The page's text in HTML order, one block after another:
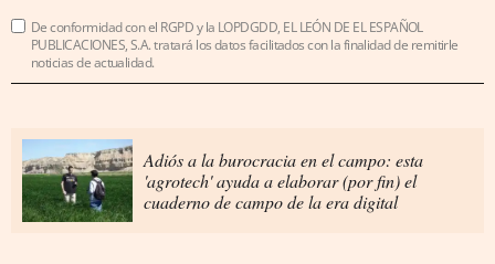
De conformidad con el RGPD y la LOPDGDD, EL LEÓN DE EL ESPAÑOL
PUBLICACIONES, S.A. tratará los datos facilitados con la finalidad de remitirle
noticias de actualidad.
Adiós a la burocracia en el campo: esta
'agrotech' ayuda a elaborar (por fin) el
cuaderno de campo de la era digital